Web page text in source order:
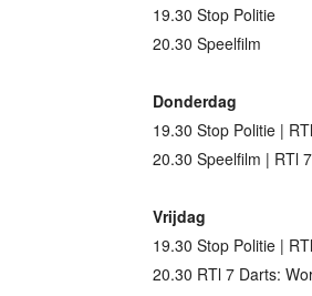
19.30 Stop Politie
20.30 Speelfilm
Donderdag
19.30 Stop Politie |
20.30 Speelfilm | RTl
Vrijdag
19.30 Stop Politie |
20.30 RTl 7 Darts: